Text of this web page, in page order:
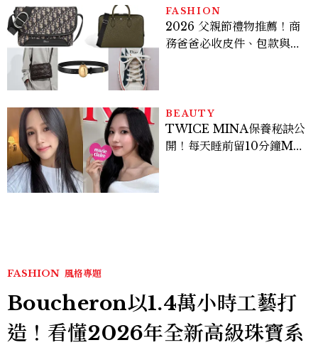
FASHION
2026 父親節禮物推薦！商
務爸爸必收皮件、包款與鞋
BEAUTY
TWICE MINA保養秘訣公
開！每天睡前留10分鐘ME
FASHION 風格專題
Boucheron以1.4萬小時工藝打
造！看懂2026年全新高級珠寶系